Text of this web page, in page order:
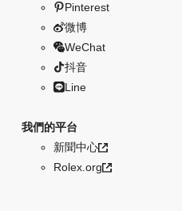
Pinterest
微博
WeChat
抖音
Line
我們的平台
新聞中心
Rolex.org